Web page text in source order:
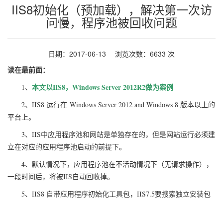
IIS8初始化（预加载），解决第一次访
问慢，程序池被回收问题
日期：2017-06-13 浏览次数：6633 次
读在最前面：
1、 本文以IIS8，Windows Server 2012R2做为案例
2、IIS8 运行在 Windows Server 2012 and Windows 8 版本以上的
平台上。
3、IIS中应用程序池和网站是单独存在的，但是网站运行必须建
立在对应的应用程序池启动的前提下。
4、默认情况下，应用程序池在不活动情况下（无请求操作），
一段时间后，将被IIS自动回收掉。
5、IIS8 自带应用程序初始化工具包，IIS7.5要搜索独立安装包